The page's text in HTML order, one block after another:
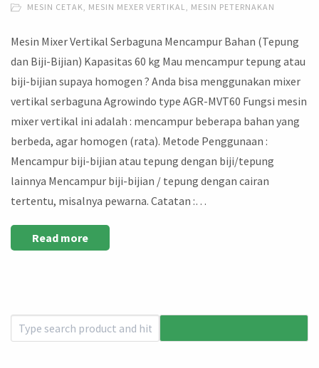
MESIN CETAK MESIN MEXER VERTIKAL MESIN PETERNAKAN
Mesin Mixer Vertikal Serbaguna Mencampur Bahan (Tepung
dan Biji-Bijian) Kapasitas 60 kg Mau mencampur tepung atau
biji-bijian supaya homogen ? Anda bisa menggunakan mixer
vertikal serbaguna Agrowindo type AGR-MVT60 Fungsi mesin
mixer vertikal ini adalah : mencampur beberapa bahan yang
berbeda, agar homogen (rata). Metode Penggunaan :
Mencampur biji-bijian atau tepung dengan biji/tepung
lainnya Mencampur biji-bijian / tepung dengan cairan
tertentu, misalnya pewarna. Catatan :…
Read more